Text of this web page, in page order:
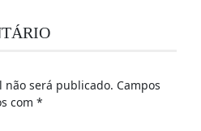
não será publicado. Campos
com *